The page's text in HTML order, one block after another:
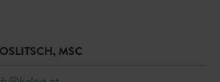
MSC